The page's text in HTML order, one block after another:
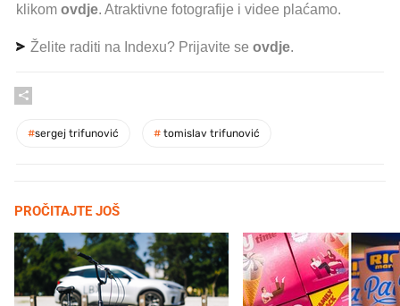
klikom ovdje. Atraktivne fotografije i videe plaćamo.
Želite raditi na Indexu? Prijavite se ovdje.
#sergej trifunović # tomislav trifunović
PROČITAJTE JOŠ